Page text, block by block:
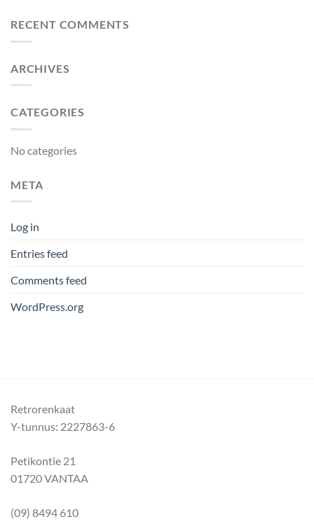
RECENT COMMENTS
ARCHIVES
CATEGORIES
No categories
META
Log in
Entries feed
Comments feed
WordPress.org
Retrorenkaat
Y-tunnus: 2227863-6
Petikontie 21
01720 VANTAA
(09) 8494 610